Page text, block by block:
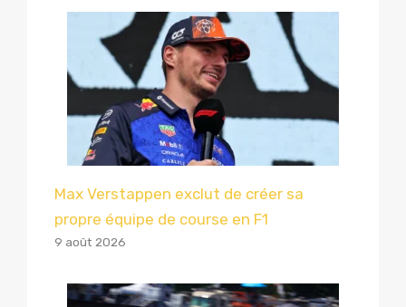
Max Verstappen exclut de créer sa
propre équipe de course en F1
9 août 2026